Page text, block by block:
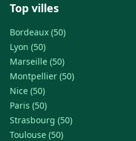
Top villes
Bordeaux (50)
Lyon (50)
Marseille (50)
Montpellier (50)
Nice (50)
Paris (50)
Strasbourg (50)
Toulouse (50)